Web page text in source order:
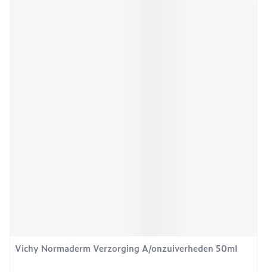
Vichy Normaderm Verzorging A/onzuiverheden 50ml